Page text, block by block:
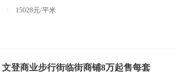
15028元/平米
文登商业步行街临街商铺8万起售每套